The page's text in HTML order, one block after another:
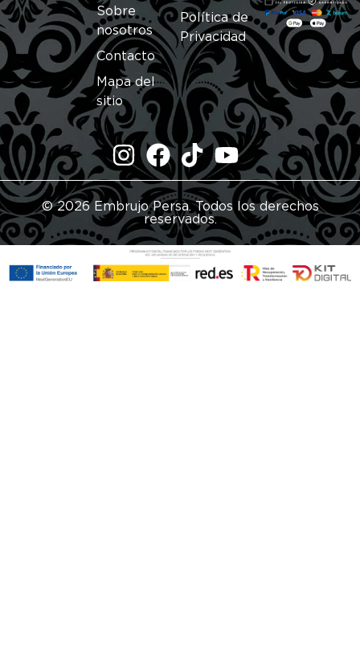
Sobre
nosotros
Contacto
Mapa del
sitio
Política de
Privacidad
© 2026 Embrujo Persa. Todos los derechos
reservados.